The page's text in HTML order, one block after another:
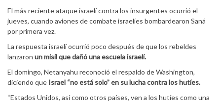
El más reciente ataque israelí contra los insurgentes ocurrió el
jueves, cuando aviones de combate israelíes bombardearon Saná
por primera vez.
La respuesta israelí ocurrió poco después de que los rebeldes
lanzaron un misil que dañó una escuela israelí.
El domingo, Netanyahu reconoció el respaldo de Washington,
diciendo que Israel “no está solo” en su lucha contra los hutíes.
“Estados Unidos, así como otros países, ven a los hutíes como una